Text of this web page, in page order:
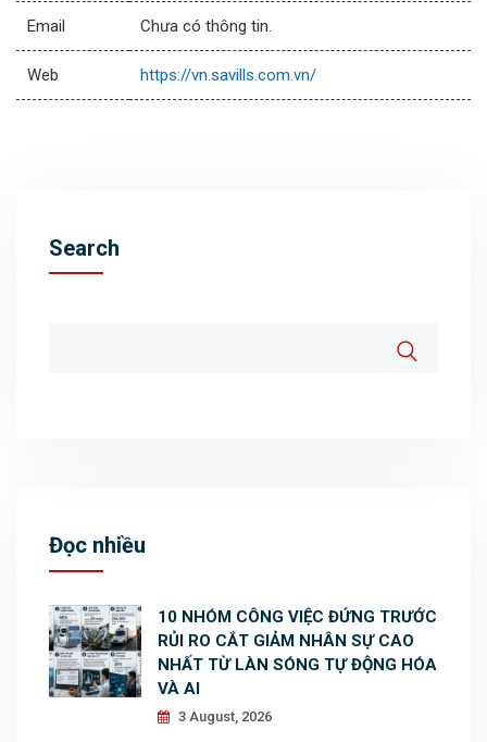
Email Chưa có thông tin.
Web https://vn.savills.com.vn/
Search
Đọc nhiều
10 NHÓM CÔNG VIỆC ĐỨNG TRƯỚC
RỦI RO CẮT GIẢM NHÂN SỰ CAO
NHẤT TỪ LÀN SÓNG TỰ ĐỘNG HÓA
VÀ AI
3 August, 2026